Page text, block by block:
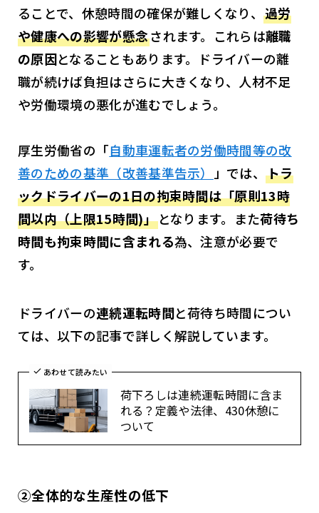
ることで、休憩時間の確保が難しくなり、過労
や健康への影響が懸念されます。これらは離職
の原因となることもあります。ドライバーの離
職が続けば負担はさらに大きくなり、人材不足
や労働環境の悪化が進むでしょう。
厚生労働省の「自動車運転者の労働時間等の改
善のための基準（改善基準告示）
」では、トラ
ックドライバーの1日の拘束時間は「原則13時
間以内（上限15時間)」となります。また荷待ち
時間も拘束時間に含まれる為、注意が必要で
す。
ドライバーの連続運転時間と荷待ち時間につい
ては、以下の記事で詳しく解説しています。
あわせて読みたい
荷下ろしは連続運転時間に含ま
れる？定義や法律、430休憩に
ついて
②全体的な生産性の低下